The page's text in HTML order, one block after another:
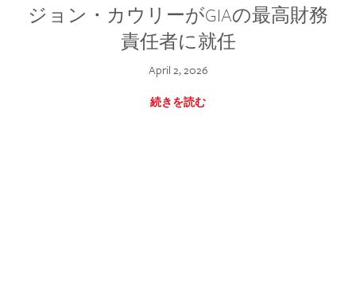
ジョン・カウリーがGIAの最高財務
責任者に就任
April 2, 2026
続きを読む